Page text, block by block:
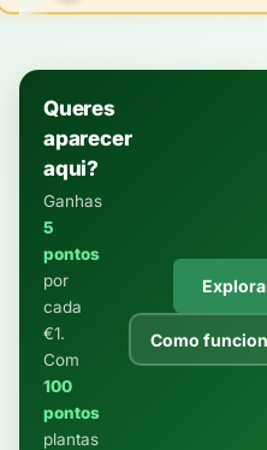
Queres
aparecer
aqui?
Ganhas
5
pontos
por
cada
€1.
Com
100
pontos
plantas
Como